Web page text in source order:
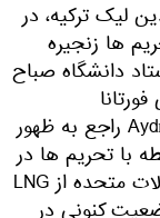
لیک ترکیه، در
ها زنجیره
دانشگاه صباح
(TuğçenurEkinciFurtana) برای AydınlıkAvrupa راجع به ظهور
با تحریم ها در
زمینه درگیری روسیه و اوکراین گفت که ایالات متحده از LNG